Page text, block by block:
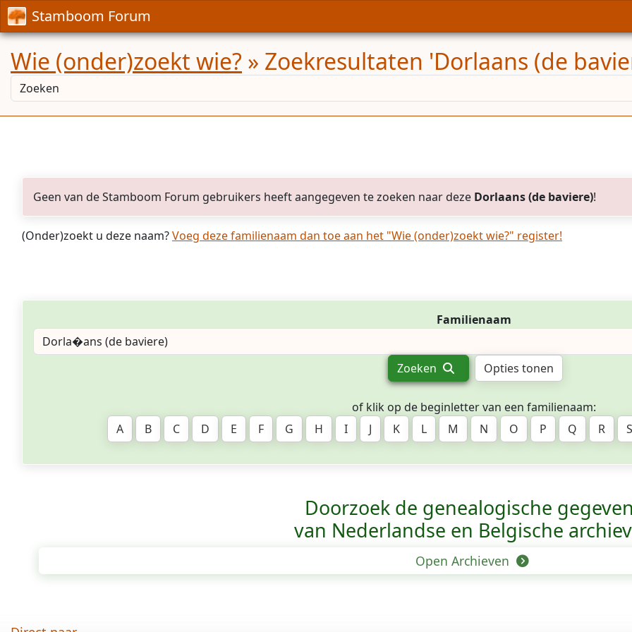
Stamboom Forum
Wie (onder)zoekt wie? » Zoekresultaten 'Dorlaans (de
Geen van de Stamboom Forum gebruikers heeft aangegeven te zoeken naar deze Dorlaans (de baviere)!
(Onder)zoekt u deze naam?Voeg deze familienaam dan toe aan het "Wie (onder)zoekt wie?" register!
Familienaam
Zoeken Opties tonen
of klik op de beginletter van een familienaam:
A
B C D E F G H I J K L M N O P Q R S
Doorzoek de genealogische
van Nederlandse en Belgische
Open Archieven